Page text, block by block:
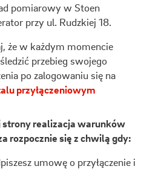
pomiarowy w Stoen
przy ul. Rudzkiej 18.
że w każdym momencie
przebieg swojego
po zalogowaniu się na
przyłączeniowym
strony realizacja warunków
rozpocznie się z chwilą gdy:
umowę o przyłączenie i